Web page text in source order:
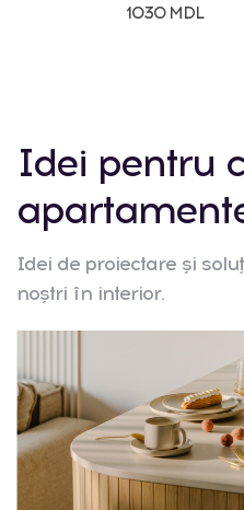
1030 MDL
Idei pentru
Idei de proiectare și
noștri în interior.